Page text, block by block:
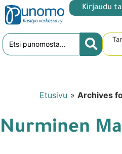
Kirjaudu
Etusivu » Archives
Nurminen